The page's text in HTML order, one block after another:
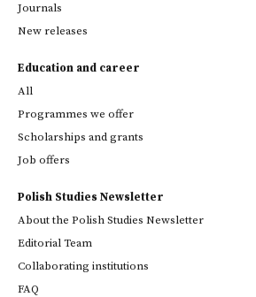
Journals
New releases
Education and career
All
Programmes we offer
Scholarships and grants
Job offers
Polish Studies Newsletter
About the Polish Studies Newsletter
Editorial Team
Collaborating institutions
FAQ